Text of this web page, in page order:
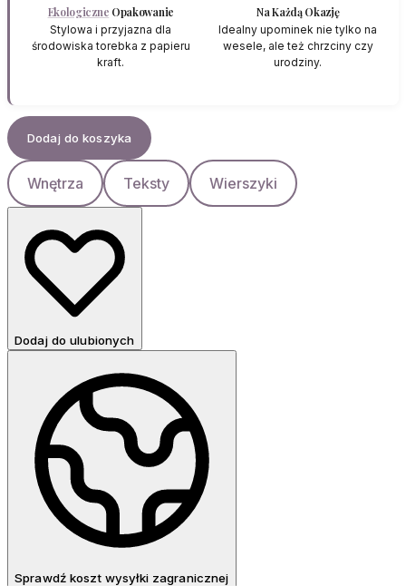
Ekologiczne Opakowanie
Stylowa i przyjazna dla
środowiska torebka z papieru
kraft.
Na Każdą Okazję
Idealny upominek nie tylko na
wesele, ale też chrzciny czy
urodziny.
Dodaj do koszyka
Wnętrza Teksty Wierszyki
Dodaj do ulubionych
Sprawdź koszt wysyłki zagranicznej